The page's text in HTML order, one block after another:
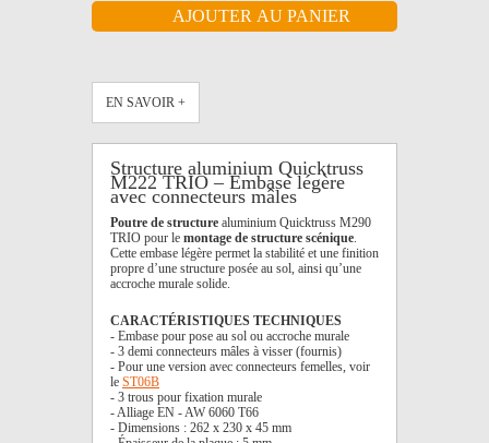
EN SAVOIR +
Structure aluminium Quicktruss
M222 TRIO – Embase légère
avec connecteurs mâles
Poutre de structure aluminium Quicktruss M290
TRIO pour le montage de structure scénique.
Cette embase légère permet la stabilité et une finition
propre d’une structure posée au sol, ainsi qu’une
accroche murale solide.
CARACTÉRISTIQUES TECHNIQUES
- Embase pour pose au sol ou accroche murale
- 3 demi connecteurs mâles à visser (fournis)
- Pour une version avec connecteurs femelles, voir
le ST06B
- 3 trous pour fixation murale
- Alliage EN - AW 6060 T66
- Dimensions : 262 x 230 x 45 mm